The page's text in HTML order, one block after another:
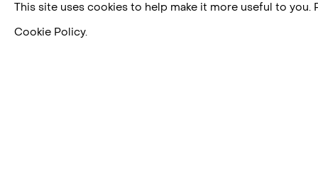
This site uses cookies to help make it more useful to
Cookie Policy.